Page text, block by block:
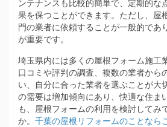
果を保つことができます。ただし、屋
門の業者に依頼することが一般的であ
が重要です。
埼玉県内には多くの屋根フォーム施工
口コミや評判の調査、複数の業者から
い、自分に合った業者を選ぶことが大
の需要は増加傾向にあり、快適な住ま
も、屋根フォームの利用を検討してみ
か。 千葉の屋根リフォームのことなら